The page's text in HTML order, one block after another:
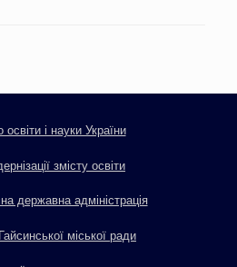
освіти і науки України
змісту освіти
державна адміністрація
міської ради